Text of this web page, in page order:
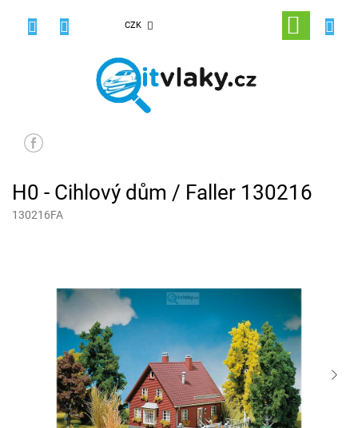
CZK
NÁKUPNÍ
KOŠÍK
H0 - Cihlový dům / Faller 130216
130216FA